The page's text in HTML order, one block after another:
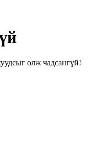
олж чадсангүй!